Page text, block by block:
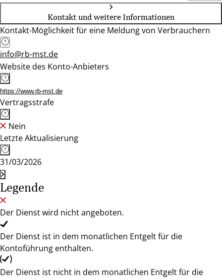
Kontakt und weitere Informationen
Kontakt-Möglichkeit für eine Meldung von Verbrauchern
info@rb-mst.de
Website des Konto-Anbieters
https://www.rb-mst.de
Vertragsstrafe
Nein
Letzte Aktualisierung
31/03/2026
Legende
Der Dienst wird nicht angeboten.
Der Dienst ist in dem monatlichen Entgelt für die
Kontoführung enthalten.
Der Dienst ist nicht in dem monatlichen Entgelt für die